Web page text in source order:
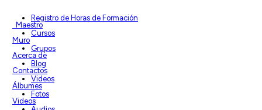
Registro de Horas de Formación
Cursos
Grupos
Blog
Videos
Fotos
Maestro
Muro
Acerca de
Contactos
Álbumes
Videos